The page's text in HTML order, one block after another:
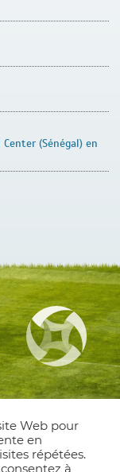
(Sénégal) en
Web pour
en
répétées.
à